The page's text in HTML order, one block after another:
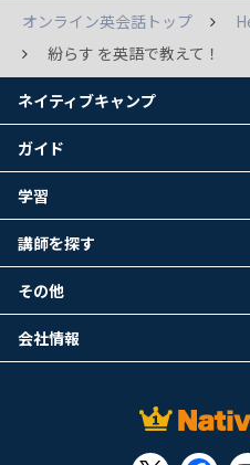
オンライン英会話トップ
紛らす を英語で教えて！
ネイティブキャンプ
ガイド
学習
講師を探す
その他
会社情報